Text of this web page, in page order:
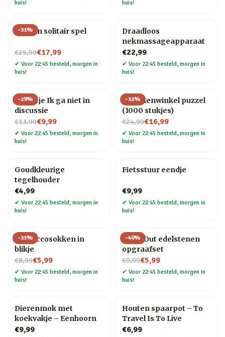
huis!
huis!
-31%
Houten solitair spel
€25,99
Nu voor€17,99
✔ Voor 22:45 besteld, morgen in
huis!
Draadloos
nekmassageapparaat
€22,99
✔ Voor 22:45 besteld, morgen in
huis!
-29%
Tegeltje Ik ga niet in
discussie
€13,99
Nu voor€9,99
✔ Voor 22:45 besteld, morgen in
huis!
-32%
Bloemenwinkel puzzel
(1000 stukjes)
€24,99
Nu voor€16,99
✔ Voor 22:45 besteld, morgen in
huis!
Goudkleurige
tegelhouder
€4,99
✔ Voor 22:45 besteld, morgen in
huis!
Fietsstuur eendje
€9,99
✔ Voor 22:45 besteld, morgen in
huis!
-33%
Proseccosokken in
blikje
€8,99
Nu voor€5,99
✔ Voor 22:45 besteld, morgen in
huis!
-40%
Dig It Out edelstenen
opgraafset
€9,99
Nu voor€5,99
✔ Voor 22:45 besteld, morgen in
huis!
Dierenmok met
koekvakje – Eenhoorn
€9,99
Houten spaarpot – To
Travel Is To Live
€6,99